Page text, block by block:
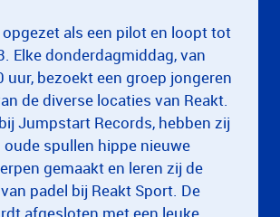
als een pilot en loopt tot
Elke donderdagmiddag, van
bezoekt een groep jongeren
de diverse locaties van Reakt.
Jumpstart Records, hebben zij
oude spullen hippe nieuwe
gemaakt en leren zij de
padel bij Reakt Sport. De